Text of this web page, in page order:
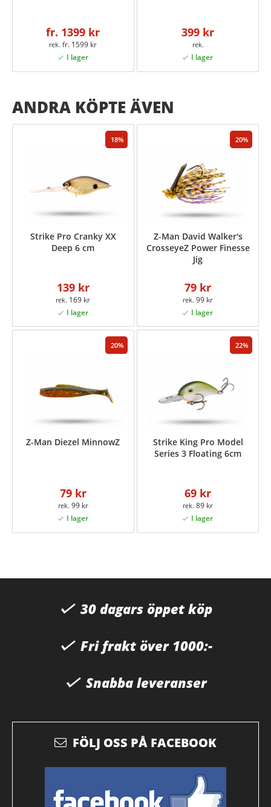
fr. 1399 kr
fr. 1599 kr
399 kr
ANDRA KÖPTE ÄVEN
18
Strike Pro Cranky XX
Deep 6 cm
139 kr
169 kr
20
Z-Man David Walker's
CrosseyeZ Power Finesse
Jig
79 kr
99 kr
20
Z-Man Diezel MinnowZ
79 kr
99 kr
22
Strike King Pro Model
Series 3 Floating 6cm
69 kr
89 kr
30 dagars öppet köp
Fri frakt över 1000:-
Snabba leveranser
FÖLJ OSS PÅ FACEBOOK